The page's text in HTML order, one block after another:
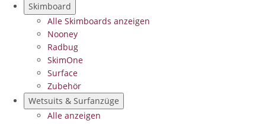
Skimboard
Alle Skimboards anzeigen
Nooney
Radbug
SkimOne
Surface
Zubehör
Wetsuits & Surfanzüge
Alle anzeigen